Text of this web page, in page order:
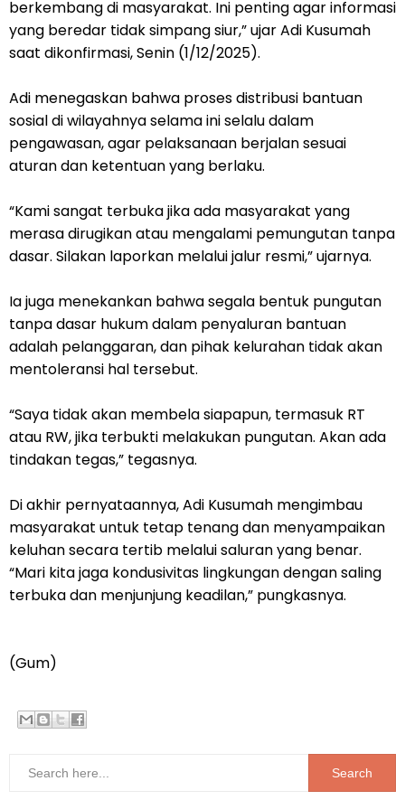
berkembang di masyarakat. Ini penting agar informasi
yang beredar tidak simpang siur,” ujar Adi Kusumah
saat dikonfirmasi, Senin (1/12/2025).
Adi menegaskan bahwa proses distribusi bantuan
sosial di wilayahnya selama ini selalu dalam
pengawasan, agar pelaksanaan berjalan sesuai
aturan dan ketentuan yang berlaku.
“Kami sangat terbuka jika ada masyarakat yang
merasa dirugikan atau mengalami pemungutan tanpa
dasar. Silakan laporkan melalui jalur resmi,” ujarnya.
Ia juga menekankan bahwa segala bentuk pungutan
tanpa dasar hukum dalam penyaluran bantuan
adalah pelanggaran, dan pihak kelurahan tidak akan
mentoleransi hal tersebut.
“Saya tidak akan membela siapapun, termasuk RT
atau RW, jika terbukti melakukan pungutan. Akan ada
tindakan tegas,” tegasnya.
Di akhir pernyataannya, Adi Kusumah mengimbau
masyarakat untuk tetap tenang dan menyampaikan
keluhan secara tertib melalui saluran yang benar.
“Mari kita jaga kondusivitas lingkungan dengan saling
terbuka dan menjunjung keadilan,” pungkasnya.
(Gum)